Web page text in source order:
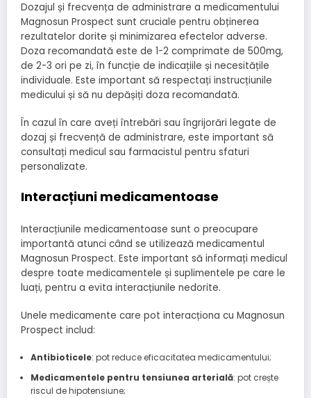
Dozajul și frecvența de administrare a medicamentului
Magnosun Prospect sunt cruciale pentru obținerea
rezultatelor dorite și minimizarea efectelor adverse.
Doza recomandată este de 1-2 comprimate de 500mg,
de 2-3 ori pe zi, în funcție de indicațiile și necesitățile
individuale. Este important să respectați instrucțiunile
medicului și să nu depășiți doza recomandată.
În cazul în care aveți întrebări sau îngrijorări legate de
dozaj și frecvență de administrare, este important să
consultați medicul sau farmacistul pentru sfaturi
personalizate.
Interacțiuni medicamentoase
Interacțiunile medicamentoase sunt o preocupare
importantă atunci când se utilizează medicamentul
Magnosun Prospect. Este important să informați medicul
despre toate medicamentele și suplimentele pe care le
luați, pentru a evita interacțiunile nedorite.
Unele medicamente care pot interacționa cu Magnosun
Prospect includ:
Antibioticele: pot reduce eficacitatea medicamentului;
Medicamentele pentru tensiunea arterială: pot crește
riscul de hipotensiune;